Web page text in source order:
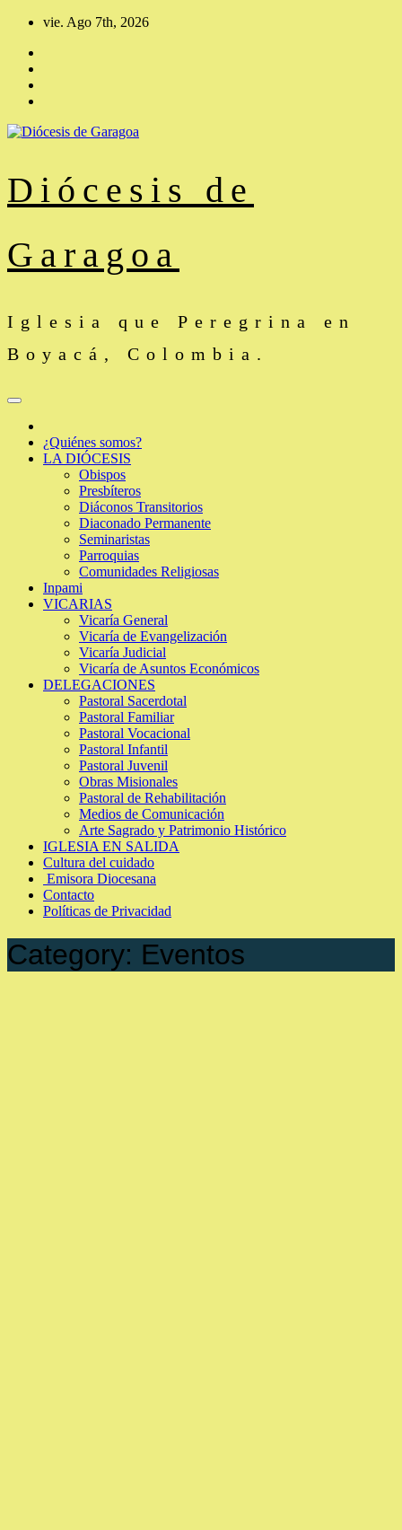
Saltar
contenido
vie. Ago 7th, 2026
Diócesis de
Garagoa
Iglesia que Peregrina en
Boyacá, Colombia.
¿Quiénes somos?
LA DIÓCESIS
Obispos
Presbíteros
Diáconos Transitorios
Diaconado Permanente
Seminaristas
Parroquias
Comunidades Religiosas
Inpami
VICARIAS
Vicaría General
Vicaría de Evangelización
Vicaría Judicial
Vicaría de Asuntos Económicos
DELEGACIONES
Pastoral Sacerdotal
Pastoral Familiar
Pastoral Vocacional
Pastoral Infantil
Pastoral Juvenil
Obras Misionales
Pastoral de Rehabilitación
Medios de Comunicación
Arte Sagrado y Patrimonio Histórico
IGLESIA EN SALIDA
Cultura del cuidado
Emisora Diocesana
Contacto
Políticas de Privacidad
Category: Eventos